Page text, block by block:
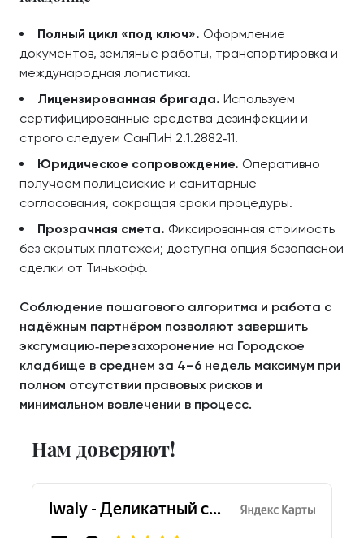
Полный цикл «под ключ». Оформление
документов, земляные работы, транспортировка и
международная логистика.
Лицензированная бригада. Используем
сертифицированные средства дезинфекции и
строго следуем СанПиН 2.1.2882‑11.
Юридическое сопровождение. Оперативно
получаем полицейские и санитарные
согласования, сокращая сроки процедуры.
Прозрачная смета. Фиксированная стоимость
без скрытых платежей; доступна опция безопасной
сделки от Тинькофф.
Соблюдение пошагового алгоритма и работа с
надёжным партнёром позволяют завершить
эксгумацию‑перезахоронение на Городское
кладбище в среднем за 4–6 недель максимум при
полном отсутствии правовых рисков и
минимальном вовлечении в процесс.
Нам доверяют!